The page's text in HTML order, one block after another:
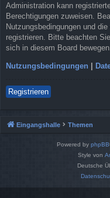
Administration kann
Berechtigungen zuweisen.
Nutzungsbedingungen und
registrieren. Bitte beachten
sich in diesem Board bewegen.
Nutzungsbedingungen |
Registrieren
Eingangshalle Themen
Powered by phpBB
Style von
Deutsche